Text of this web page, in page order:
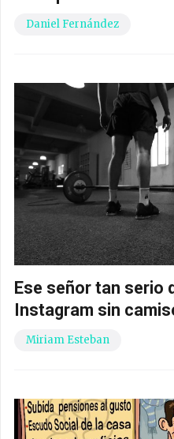
Daniel Fernández
Ese señor tan serio
Instagram sin
Miriam Esteban